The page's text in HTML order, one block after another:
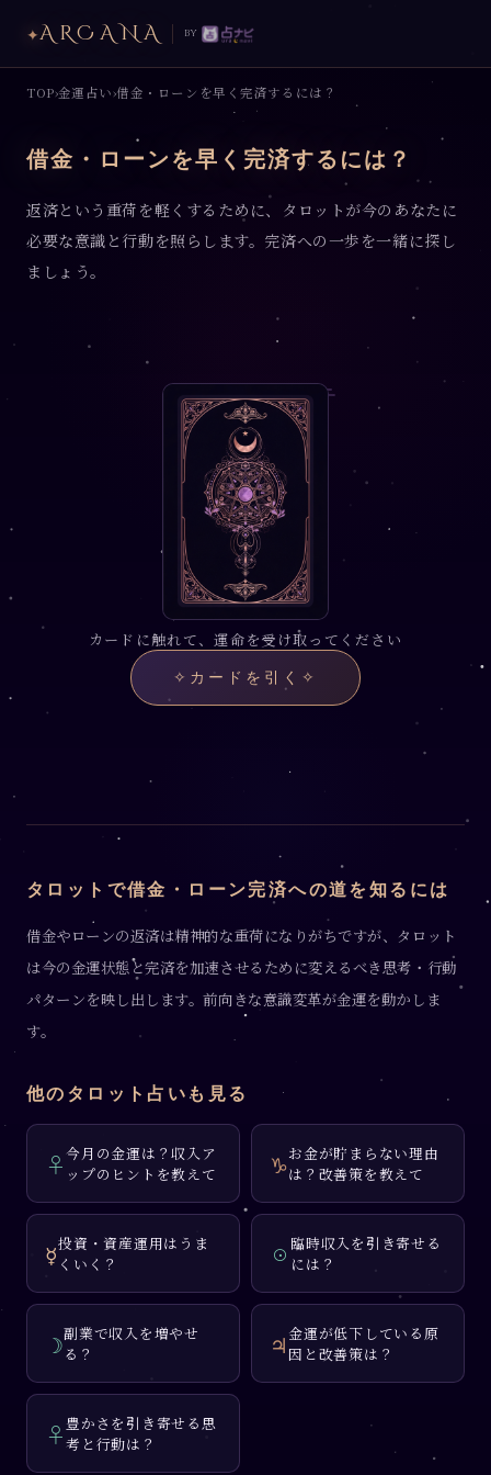
✦ARCANA by
TOP›金運占い›借金・ローンを早く完済するには？
借金・ローンを早く完済するには？
返済という重荷を軽くするために、タロットが今のあなたに
必要な意識と行動を照らします。完済への一歩を一緒に探し
ましょう。
カードに触れて、運命を受け取ってください
✧ カードを引く ✧
タロットで借金・ローン完済への道を知るには
借金やローンの返済は精神的な重荷になりがちですが、タロット
は今の金運状態と完済を加速させるために変えるべき思考・行動
パターンを映し出します。前向きな意識変革が金運を動かしま
す。
他のタロット占いも見る
♀今月の金運は？収入ア
ップのヒントを教えて
♑お金が貯まらない理由
は？改善策を教えて
☿投資・資産運用はうま
くいく？
☉ 臨時収入を引き寄せる
には？
☽副業で収入を増やせ
る？
♃ 金運が低下している原
因と改善策は？
♀ 豊かさを引き寄せる思
考と行動は？